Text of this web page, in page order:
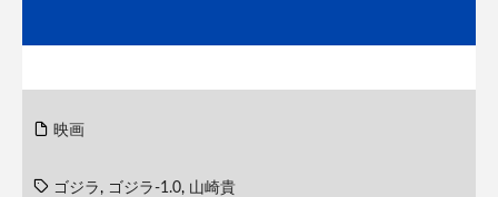
映画
ゴジラ , ゴジラ-1.0, 山崎貴